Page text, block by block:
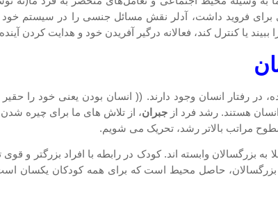
فروید داشت، آدلر نقش مسائل جنسی را در سیستم خود
یا کنترل کند، فعالانه درگیر آفریدن خود و هدایت کردن
در رفتار انسان وجود دارند. (( انسان بودن یعنی خود
هستند. رشد فرد از جبران، از تلاش های ما برای چیره
مراتب بالاتر رشد، تحریک می شویم.
به بزرگسالان وابسته اند. کودک در رابطه با افراد بزرگتر
بزرگسالان، حاصل محیط است که برای همه کودکان یکسان